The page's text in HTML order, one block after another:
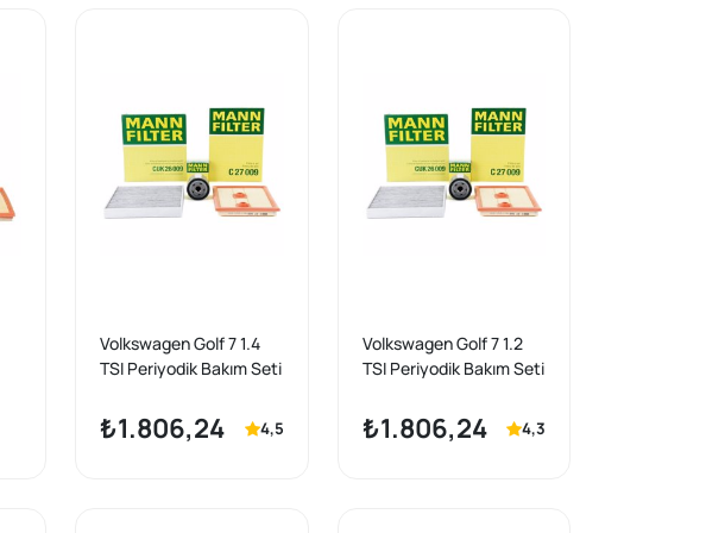
Volkswagen Golf 7 1.4
TSI Periyodik Bakım Seti
₺1.806,24 4,5
Volkswagen Golf 7 1.2
TSI Periyodik Bakım Seti
₺1.806,24 4,3